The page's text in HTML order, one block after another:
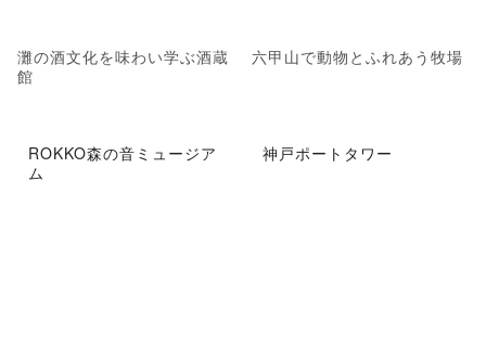
灘の酒文化を味わい学ぶ酒蔵
館
六甲山で動物とふれあう牧場
ROKKO森の音ミュージア
ム
神戸ポートタワー